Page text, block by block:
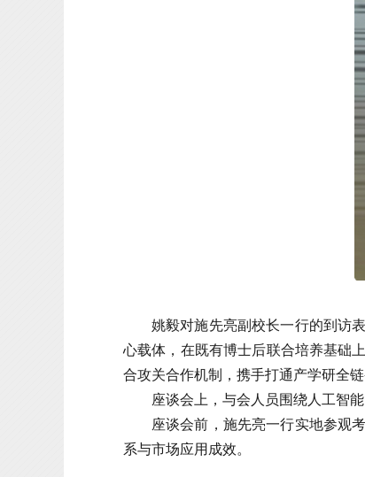
姚毅对施先亮副校长一行的到访
心载体，在既有博士后联合培养基础
合攻关合作机制，携手打通产学研全
座谈会上，与会人员围绕人工智
座谈会前，施先亮一行实地参观
系与市场应用成效。